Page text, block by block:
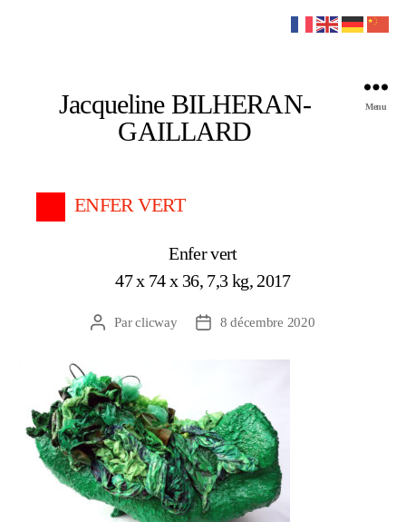
Jacqueline BILHERAN-
GAILLARD
Menu
ENFER VERT
Enfer vert
47 x 74 x 36, 7,3 kg, 2017
Auteur
Parclicway
Date8 décembre 2020